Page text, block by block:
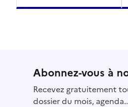
Abonnez-vous à
Recevez gratuitement
dossier du mois,